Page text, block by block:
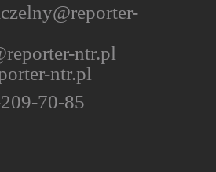
ntr.pl
ntr.pl
70-85